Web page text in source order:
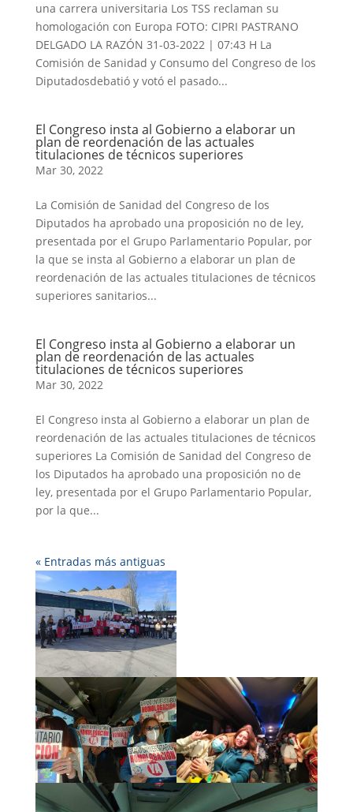
una carrera universitaria Los TSS reclaman su
homologación con Europa FOTO: CIPRI PASTRANO
DELGADO LA RAZÓN 31-03-2022 | 07:43 H La
Comisión de Sanidad y Consumo del Congreso de los
Diputadosdebatió y votó el pasado...
El Congreso insta al Gobierno a elaborar un
plan de reordenación de las actuales
titulaciones de técnicos superiores
Mar 30, 2022
La Comisión de Sanidad del Congreso de los
Diputados ha aprobado una proposición no de ley,
presentada por el Grupo Parlamentario Popular, por
la que se insta al Gobierno a elaborar un plan de
reordenación de las actuales titulaciones de técnicos
superiores sanitarios...
El Congreso insta al Gobierno a elaborar un
plan de reordenación de las actuales
titulaciones de técnicos superiores
Mar 30, 2022
El Congreso insta al Gobierno a elaborar un plan de
reordenación de las actuales titulaciones de técnicos
superiores La Comisión de Sanidad del Congreso de
los Diputados ha aprobado una proposición no de
ley, presentada por el Grupo Parlamentario Popular,
por la que...
« Entradas más antiguas